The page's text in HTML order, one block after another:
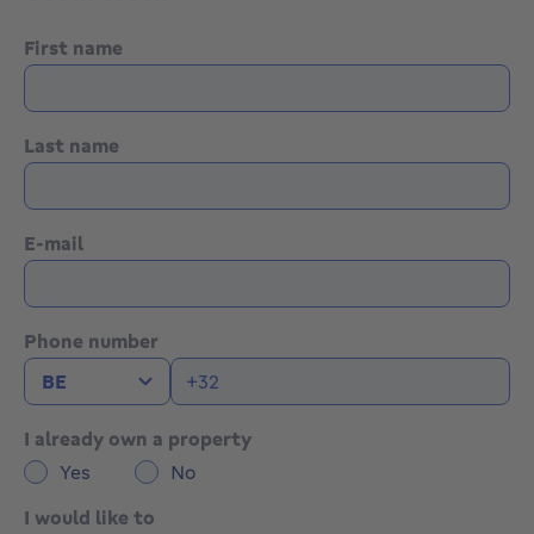
First name
Last name
E-mail
Phone number
I already own a property
Yes
No
I would like to